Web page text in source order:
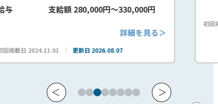
～330,000円
更新日